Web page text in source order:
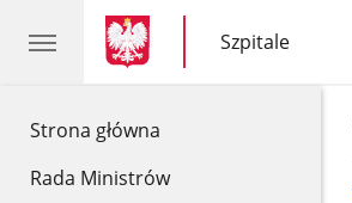
Strona główna
Rada Ministrów
gov.pl
gov.pl
Szpitale
gov.pl
Szpitale